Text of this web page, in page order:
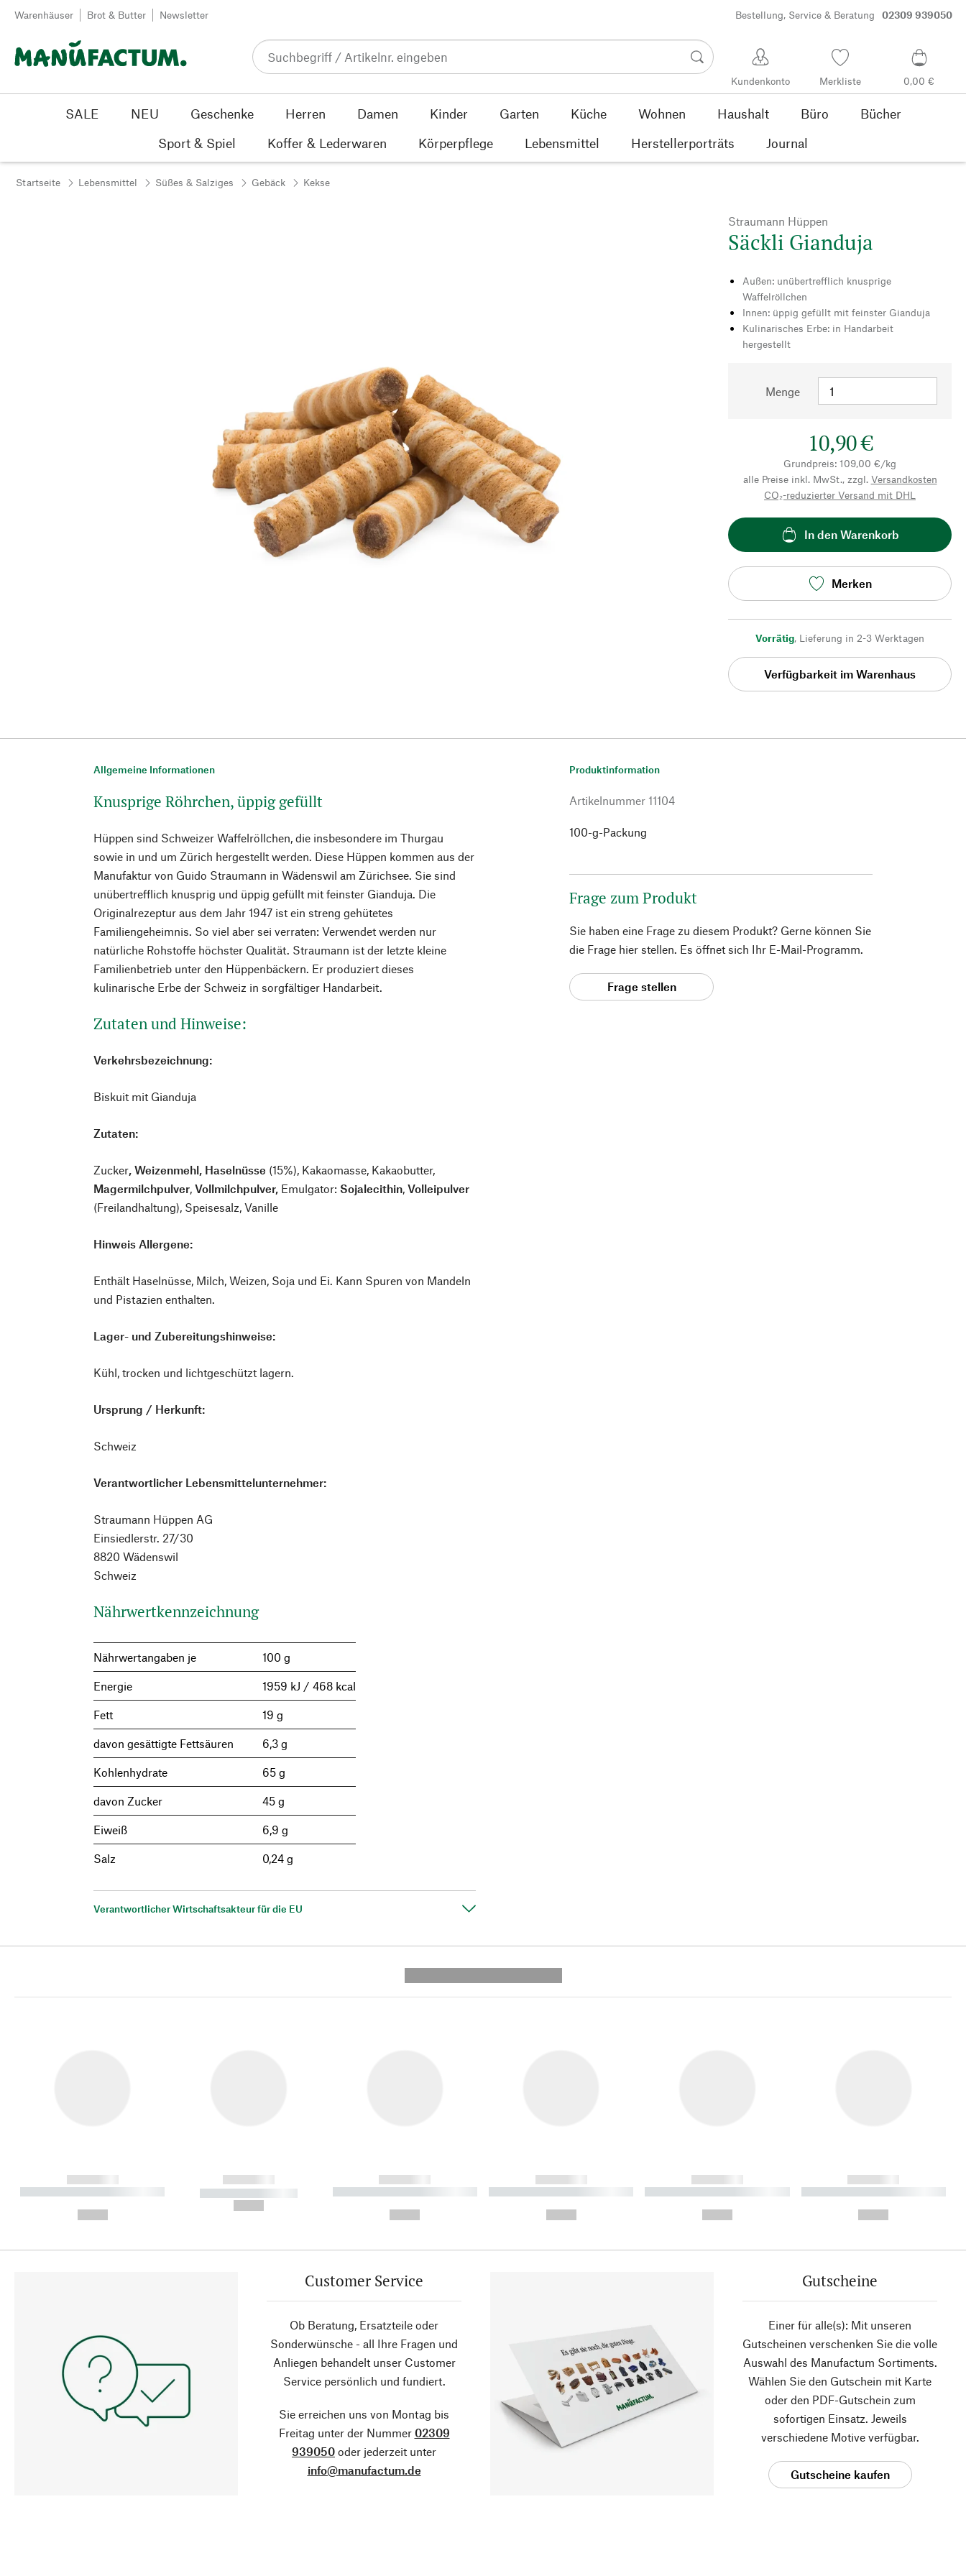
Zum Inhalt springen
Warenhäuser Brot & Butter Newsletter Bestellung, Service & Beratung 02309 939050
Kundenkonto Merkliste 0,00 €
SALE NEU Geschenke Herren Damen Kinder Garten Küche Wohnen Haushalt Büro
Bücher
Sport & Spiel
Koffer & Lederwaren Körperpflege Lebensmittel Herstellerporträts Journal
Startseite Lebensmittel Süßes & Salziges Gebäck Kekse
Straumann Hüppen
Säckli Gianduja
Außen: unübertrefflich knusprige
Waffelröllchen
Innen: üppig gefüllt mit feinster Gianduja
Kulinarisches Erbe: in Handarbeit
hergestellt
Menge
10,90 €
Grundpreis: 109,00 €/kg
alle Preise inkl. MwSt., zzgl. Versandkosten
CO₂-reduzierter Versand mit DHL
In den Warenkorb
Merken
Vorrätig, Lieferung in 2-3 Werktagen
Verfügbarkeit im Warenhaus
Allgemeine Informationen
Knusprige Röhrchen, üppig gefüllt
Hüppen sind Schweizer Waffelröllchen, die insbesondere im Thurgau
sowie in und um Zürich hergestellt werden. Diese Hüppen kommen aus der
Manufaktur von Guido Straumann in Wädenswil am Zürichsee. Sie sind
unübertrefflich knusprig und üppig gefüllt mit feinster Gianduja. Die
Originalrezeptur aus dem Jahr 1947 ist ein streng gehütetes
Familiengeheimnis. So viel aber sei verraten: Verwendet werden nur
natürliche Rohstoffe höchster Qualität. Straumann ist der letzte kleine
Familienbetrieb unter den Hüppenbäckern. Er produziert dieses
kulinarische Erbe der Schweiz in sorgfältiger Handarbeit.
Zutaten und Hinweise:
Verkehrsbezeichnung:
Biskuit mit Gianduja
Zutaten:
Zucker, Weizenmehl, Haselnüsse (15%), Kakaomasse, Kakaobutter,
Magermilchpulver,Vollmilchpulver, Emulgator:Sojalecithin,Volleipulver
(Freilandhaltung), Speisesalz, Vanille
Hinweis Allergene:
Enthält Haselnüsse, Milch, Weizen, Soja und Ei. Kann Spuren von Mandeln
und Pistazien enthalten.
Lager- und Zubereitungshinweise:
Kühl, trocken und lichtgeschützt lagern.
Ursprung / Herkunft:
Schweiz
Verantwortlicher Lebensmittelunternehmer:
Straumann Hüppen AG
Einsiedlerstr. 27/30
8820 Wädenswil
Schweiz
Nährwertkennzeichnung
Nährwertangaben je 100 g
Energie 1959 kJ / 468 kcal
Fett 19 g
davon gesättigte Fettsäuren 6,3 g
Kohlenhydrate 65 g
davon Zucker 45 g
Eiweiß 6,9 g
Salz 0,24 g
Verantwortlicher Wirtschaftsakteur für die EU
Produktinformation
Artikelnummer 11104
100-g-Packung
Frage zum Produkt
Sie haben eine Frage zu diesem Produkt? Gerne können Sie
die Frage hier stellen. Es öffnet sich Ihr E-Mail-Programm.
Frage stellen
------------
----------- ----------- ----------
------------
----------- -----------
------------
----------- ----------- ----------
------------
----------- ----------- ----------
------------
----------- ----------- ----------
------------
----------- ----------- ----------
Customer Service
Ob Beratung, Ersatzteile oder
Sonderwünsche - all Ihre Fragen und
Anliegen behandelt unser Customer
Service persönlich und fundiert.
Sie erreichen uns von Montag bis
Freitag unter der Nummer 02309
939050 oder jederzeit unter
info@manufactum.de
Gutscheine
Einer für alle(s): Mit unseren
Gutscheinen verschenken Sie die volle
Auswahl des Manufactum Sortiments.
Wählen Sie den Gutschein mit Karte
oder den PDF-Gutschein zum
sofortigen Einsatz. Jeweils
verschiedene Motive verfügbar.
Gutscheine kaufen